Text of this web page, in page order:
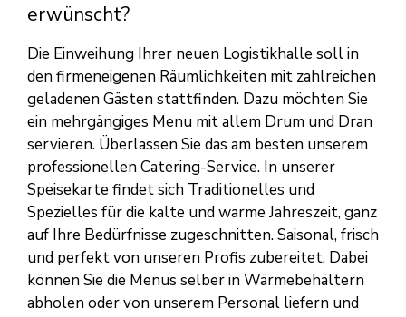
erwünscht?
Die Einweihung Ihrer neuen Logistikhalle soll in
den firmeneigenen Räumlichkeiten mit zahlreichen
geladenen Gästen stattfinden. Dazu möchten Sie
ein mehrgängiges Menu mit allem Drum und Dran
servieren. Überlassen Sie das am besten unserem
professionellen Catering-Service. In unserer
Speisekarte findet sich Traditionelles und
Spezielles für die kalte und warme Jahreszeit, ganz
auf Ihre Bedürfnisse zugeschnitten. Saisonal, frisch
und perfekt von unseren Profis zubereitet. Dabei
können Sie die Menus selber in Wärmebehältern
abholen oder von unserem Personal liefern und